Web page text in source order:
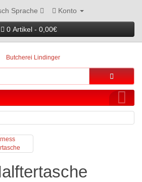
Sprache Konto
0 Artikel - 0,00€